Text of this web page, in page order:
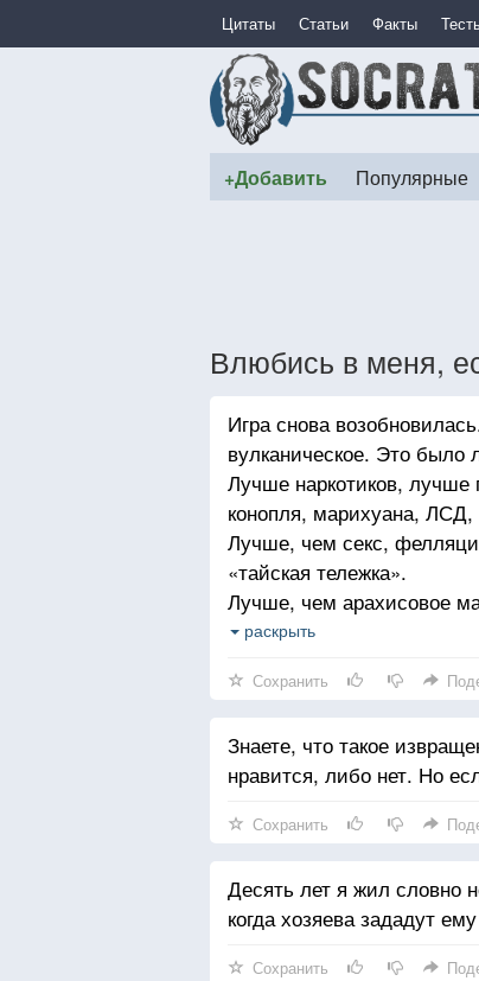
Цитаты Статьи Факты
+Добавить Популярные
Влюбись в меня,
Игра снова
вулканическое. Это было
Лучше наркотиков, лучше
конопля, марихуана, ЛСД,
Лучше, чем секс,
«тайская тележка».
Лучше, чем арахисовое
Лучше, чем трилогия
Лучше, чем конец 2001
Лучше, чем виляющая
Лучше, чем соло
вокруг елки, чем
Лучше, чем все трансы
и коллагеновые губы
Лучше, чем Вудсток и
Лучше глюков Де Сада,
Лучше, чем свобода.
Лучше, чем жизнь!
раскрыть
Сохранить
Знаете, что такое
нравится, либо нет. Но
Сохранить
Десять лет я жил словно
когда хозяева зададут
Сохранить